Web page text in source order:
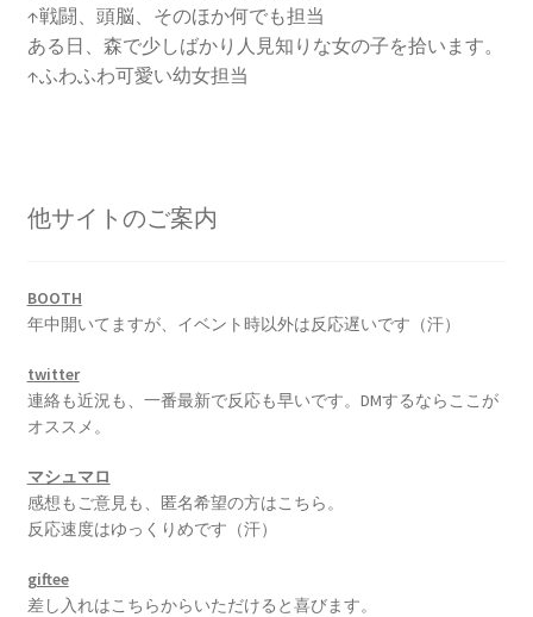
↑戦闘、頭脳、そのほか何でも担当
ある日、森で少しばかり人見知りな女の子を拾います。
↑ふわふわ可愛い幼女担当
他サイトのご案内
BOOTH
年中開いてますが、イベント時以外は反応遅いです（汗）
twitter
連絡も近況も、一番最新で反応も早いです。DMするならここが
オススメ。
マシュマロ
感想もご意見も、匿名希望の方はこちら。
反応速度はゆっくりめです（汗）
giftee
差し入れはこちらからいただけると喜びます。